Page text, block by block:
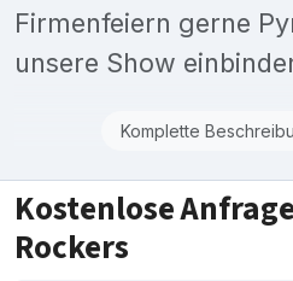
Firmenfeiern gerne
unsere Show
Komplette
Kostenlose
Rockers